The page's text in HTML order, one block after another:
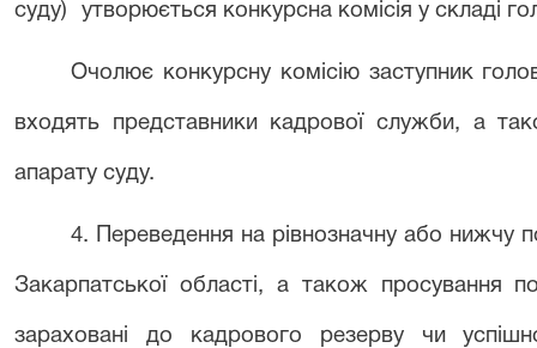
суду) утворюється конкурсна комісія у складі
Очолює конкурсну комісію заступник
входять представники кадрової служби, а
апарату суду.
4. Переведення на рівнозначну або нижчу
Закарпатської області, а також просування
зараховані до кадрового резерву чи